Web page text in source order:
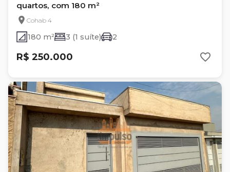
quartos, com 180 m²
Cohab 4
180 m² 3 (1 suíte) 2
R$ 250.000